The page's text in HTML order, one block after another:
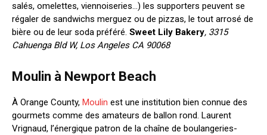
salés, omelettes, viennoiseries…) les supporters peuvent se
régaler de sandwichs merguez ou de pizzas, le tout arrosé de
bière ou de leur soda préféré. Sweet Lily Bakery, 3315
Cahuenga Bld W, Los Angeles CA 90068
Moulin à Newport Beach
À Orange County, Moulin est une institution bien connue des
gourmets comme des amateurs de ballon rond. Laurent
Vrignaud, l’énergique patron de la chaîne de boulangeries-